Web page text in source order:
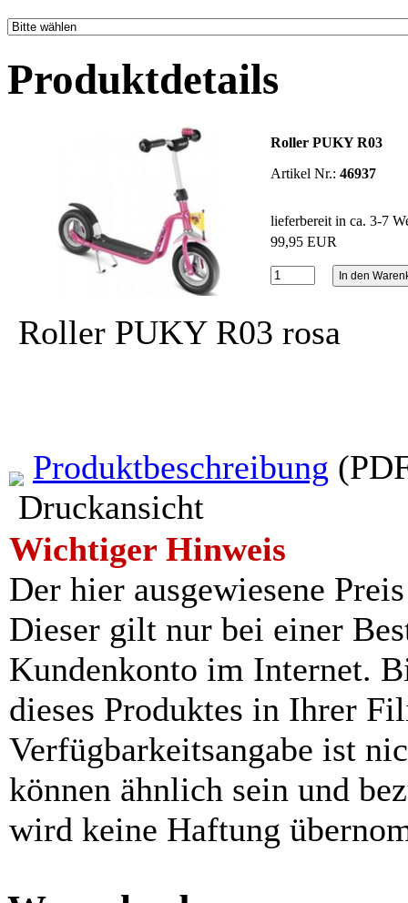
Produktdetails
Roller PUKY R03
Artikel Nr.: 46937
lieferbereit in ca. 3-7
99,95 EUR
Roller PUKY R03 rosa
Produktbeschreibung
Druckansicht
Wichtiger Hinweis
Der hier ausgewiesene
Dieser gilt nur bei einer
Kundenkonto im Internet.
dieses Produktes in Ihrer
Verfügbarkeitsangabe ist
können ähnlich sein und
wird keine Haftung